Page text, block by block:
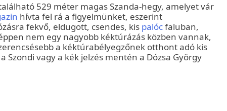
529 méter magas Szanda-hegy, amelyet vár
hívta fel rá a figyelmünket, eszerint
fekvő, eldugott, csendes, kis palócfaluban,
nem egy nagyobb kéktúrázás közben vannak,
a kéktúrabélyegzőnek otthont adó kis
vagy a kék jelzés mentén a Dózsa György